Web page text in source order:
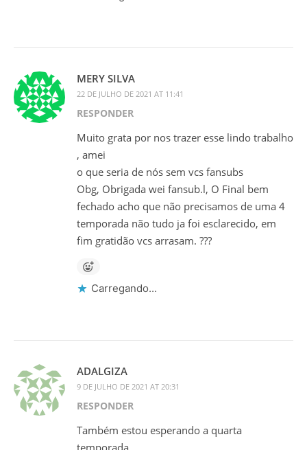
MERY SILVA
22 DE JULHO DE 2021 AT 11:41
RESPONDER
Muito grata por nos trazer esse lindo trabalho
, amei
o que seria de nós sem vcs fansubs
Obg, Obrigada wei fansub.l, O Final bem
fechado acho que não precisamos de uma 4
temporada não tudo ja foi esclarecido, em
fim gratidão vcs arrasam. ???
Carregando...
ADALGIZA
9 DE JULHO DE 2021 AT 20:31
RESPONDER
Também estou esperando a quarta